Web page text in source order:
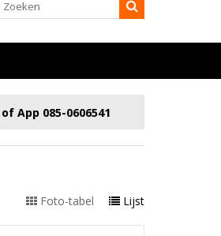
App 085-0606541
Foto-tabel Lijst